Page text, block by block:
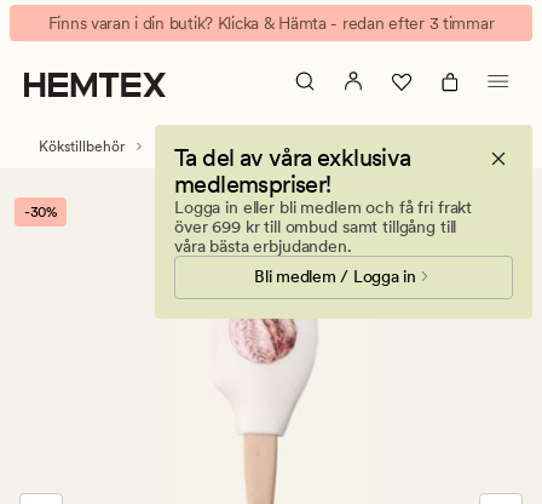
Bread
slickepott
Animerad
banner.
Klicka
på
att
pausa.
Finns varan i din butik? Klicka & Hämta - redan efter 3 timmar
Ta del av våra exklusiva
medlemspriser!
Logga in eller bli medlem och få fri frakt
över 699 kr till ombud samt tillgång till
våra bästa erbjudanden.
Bli medlem / Logga in
Kökstillbehör Bestick & köksredskap
-30%